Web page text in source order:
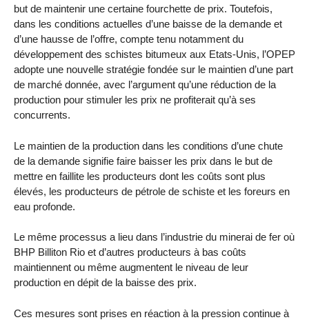
but de maintenir une certaine fourchette de prix. Toutefois,
dans les conditions actuelles d’une baisse de la demande et
d’une hausse de l’offre, compte tenu notamment du
développement des schistes bitumeux aux Etats-Unis, l’OPEP
adopte une nouvelle stratégie fondée sur le maintien d’une part
de marché donnée, avec l’argument qu’une réduction de la
production pour stimuler les prix ne profiterait qu’à ses
concurrents.
Le maintien de la production dans les conditions d’une chute
de la demande signifie faire baisser les prix dans le but de
mettre en faillite les producteurs dont les coûts sont plus
élevés, les producteurs de pétrole de schiste et les foreurs en
eau profonde.
Le même processus a lieu dans l’industrie du minerai de fer où
BHP Billiton Rio et d’autres producteurs à bas coûts
maintiennent ou même augmentent le niveau de leur
production en dépit de la baisse des prix.
Ces mesures sont prises en réaction à la pression continue à